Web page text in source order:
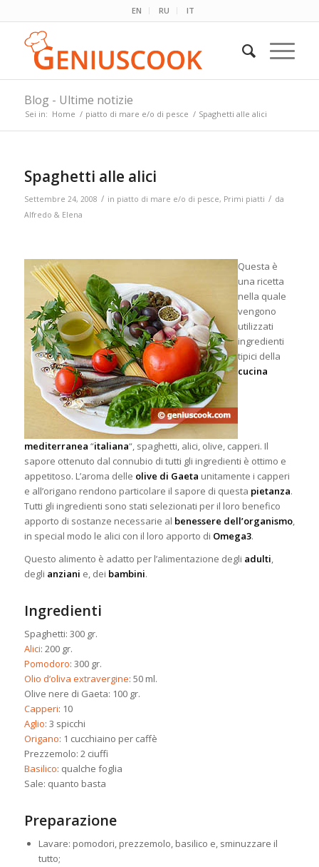
EN RU IT
Blog - Ultime notizie
Sei in: Home / piatto di mare e/o di pesce / Spaghetti alle alici
Spaghetti alle alici
Settembre 24, 2008 / in piatto di mare e/o di pesce, Primi piatti / da
Alfredo & Elena
Questa è
una ricetta
nella quale
vengono
utilizzati
ingredienti
tipici della
cucina
mediterranea “italiana“, spaghetti, alici, olive, capperi. Il
sapore ottenuto dal connubio di tutti gli ingredienti è ottimo e
appetitoso. L’aroma delle olive di Gaeta unitamente i capperi
e all’origano rendono particolare il sapore di questa pietanza.
Tutti gli ingredienti sono stati selezionati per il loro benefico
apporto di sostanze necessarie al benessere dell’organismo,
in special modo le alici con il loro apporto di Omega3.
Questo alimento è adatto per l’alimentazione degli adulti,
degli anziani e, dei bambini.
Ingredienti
Spaghetti: 300 gr.
Alici: 200 gr.
Pomodoro: 300 gr.
Olio d’oliva extravergine: 50 ml.
Olive nere di Gaeta: 100 gr.
Capperi: 10
Aglio: 3 spicchi
Origano: 1 cucchiaino per caffè
Prezzemolo: 2 ciuffi
Basilico: qualche foglia
Sale: quanto basta
Preparazione
Lavare: pomodori, prezzemolo, basilico e, sminuzzare il
tutto;